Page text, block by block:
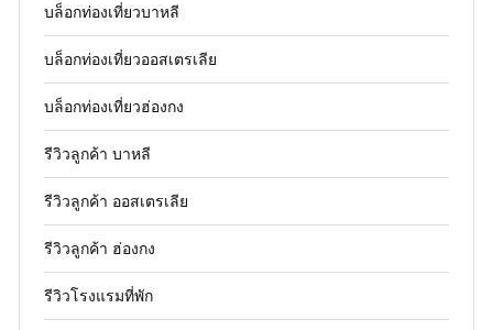
บล็อกท่องเที่ยวบาหลี
บล็อกท่องเที่ยวออสเตรเลีย
บล็อกท่องเที่ยวฮ่องกง
รีวิวลูกค้า บาหลี
รีวิวลูกค้า ออสเตรเลีย
รีวิวลูกค้า ฮ่องกง
รีวิวโรงแรมที่พัก